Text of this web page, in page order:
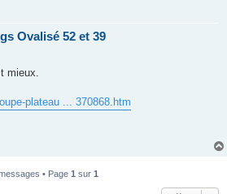
Ovalisé 52 et 39
mieux.
plateau ... 370868.htm
• Page 1 sur 1